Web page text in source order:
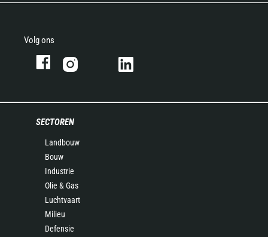
Volg ons
SECTOREN
Landbouw
Bouw
Industrie
Olie & Gas
Luchtvaart
Milieu
Defensie